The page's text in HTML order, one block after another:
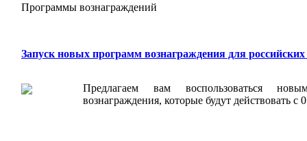
Программы вознаграждений
Запуск новых программ вознаграждения для
Предлагаем вам воспользоваться
вознаграждения, которые будут действовать с